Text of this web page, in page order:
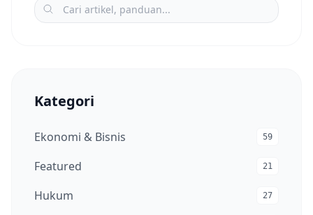
Kategori
Ekonomi & Bisnis 59
Featured 21
Hukum 27